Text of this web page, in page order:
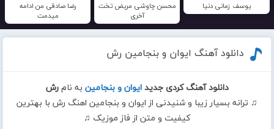
یوسف زمانی دنیا
محسن چاوشی مریض تخت
آخری
رضا صادقی من ادامه
میدمت
دانلود آهنگ ایوان و بنجامین رش
دانلود آهنگ کردی جدید ایوان و بنجامین به نامرش
♫ ترانه بسیار زیبا و شنیدنی از ایوان و بنجامین اهنگ رش با بهترین
کیفیت و متن از فاز موزیک ♫